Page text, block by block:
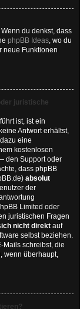
du denkst, dass
phpBB Ideas, wo du
neue Funktionen
juristische
ist, ist ein
Antwort erhältst,
eine
kostenlosen
den Support oder
dass phpBB
absolut
der
Limited oder
juristischen Fragen
nicht direkt auf
selbst beziehen.
Mails schreibst, die
wenn überhaupt,